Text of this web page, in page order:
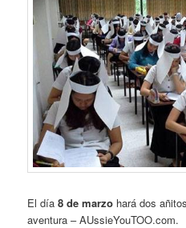
El día8 de marzo hará dos
aventura – AUssieYouTOO.com.